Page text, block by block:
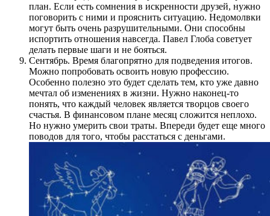
план. Если есть сомнения в искренности друзей, нужно
поговорить с ними и прояснить ситуацию. Недомолвки
могут быть очень разрушительными. Они способны
испортить отношения навсегда. Павел Глоба советует
делать первые шаги и не бояться.
Сентябрь. Время благопрятно для подведения итогов.
Можно попробовать освоить новую профессию.
Особенно полезно это будет сделать тем, кто уже давно
мечтал об изменениях в жизни. Нужно наконец-то
понять, что каждый человек является творцов своего
счастья. В финансовом плане месяц сложится неплохо.
Но нужно умерить свои траты. Впереди будет еще много
поводов для того, чтобы расстаться с деньгами.